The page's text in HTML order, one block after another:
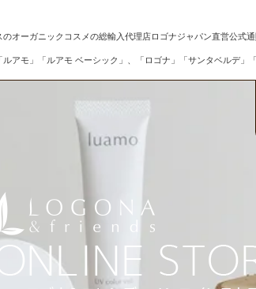
のオーガニックコスメの総輸入代理店ロゴナジャパン直営公式通
ルアモ」「ルアモ ベーシック」、「ロゴナ」「サンタベルデ